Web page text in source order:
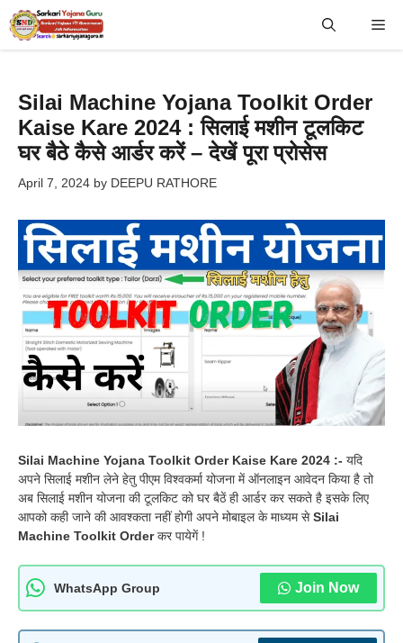
Skip
to
Silai Machine Yojana Toolkit Order
Kaise Kare 2024 : सिलाई मशीन टूलकिट
घर बैठे कैसे आर्डर करें – देखें पूरा प्रोसेस
April 7, 2024 by DEEPU RATHORE
Silai Machine Yojana Toolkit Order Kaise Kare 2024 :- यदि
अपने सिलाई मशीन लेने हेतु पीएम विश्वकर्मा योजना में ऑनलाइन आवेदन किया है तो
अब सिलाई मशीन योजना की टूलकिट को घर बैठें ही आर्डर कर सकते है इसके लिए
आपको कही जाने की आवश्कता नहीं होगी अपने मोबाइल के माध्यम सेSilai
Machine Toolkit Orderकर पायेगें !
WhatsApp Group Join Now